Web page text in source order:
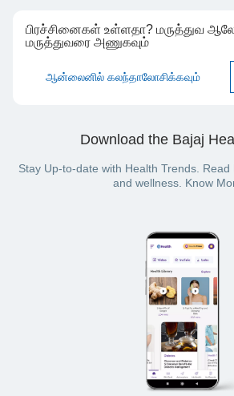
பிரச்சினைகள் உள்ளதா? மருத்துவ
மருத்துவரை அணுகவும்
ஆன்லைனில் கலந்தாலோசிக்கவும்
Download the Bajaj
Stay Up-to-date with Health Trends.
and wellness. Know